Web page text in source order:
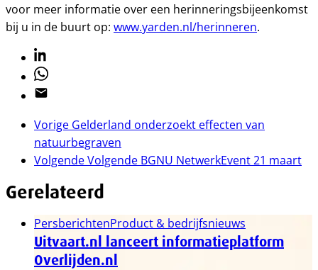
voor meer informatie over een herinneringsbijeenkomst
bij u in de buurt op: www.yarden.nl/herinneren.
Linkedin
Whatsapp
Email
Vorige Gelderland onderzoekt effecten van
natuurbegraven
VolgendeVolgende BGNU NetwerkEvent 21 maart
Gerelateerd
PersberichtenProduct & bedrijfsnieuws
Uitvaart.nl lanceert informatieplatform
Overlijden.nl